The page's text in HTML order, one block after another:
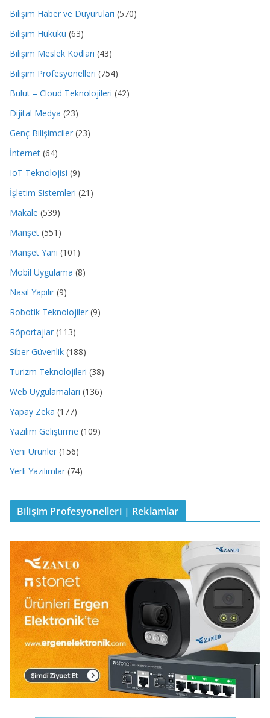
Bilişim Haber ve Duyuruları (570)
Bilişim Hukuku (63)
Bilişim Meslek Kodları (43)
Bilişim Profesyonelleri (754)
Bulut – Cloud Teknolojileri (42)
Dijital Medya (23)
Genç Bilişimciler (23)
İnternet (64)
IoT Teknolojisi (9)
İşletim Sistemleri (21)
Makale (539)
Manşet (551)
Manşet Yanı (101)
Mobil Uygulama (8)
Nasıl Yapılır (9)
Robotik Teknolojiler (9)
Röportajlar (113)
Siber Güvenlik (188)
Turizm Teknolojileri (38)
Web Uygulamaları (136)
Yapay Zeka (177)
Yazılım Geliştirme (109)
Yeni Ürünler (156)
Yerli Yazılımlar (74)
Bilişim Profesyonelleri | Reklamlar